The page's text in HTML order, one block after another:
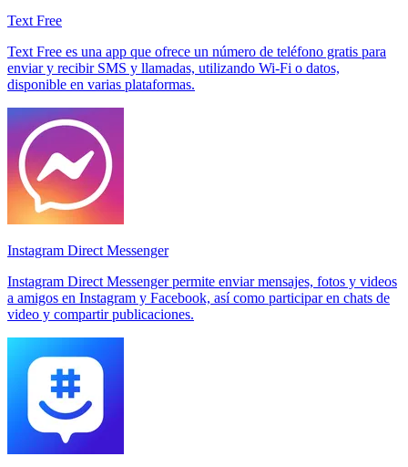
Text Free
Text Free es una app que ofrece un número de teléfono gratis para
enviar y recibir SMS y llamadas, utilizando Wi-Fi o datos,
disponible en varias plataformas.
Instagram Direct Messenger
Instagram Direct Messenger permite enviar mensajes, fotos y videos
a amigos en Instagram y Facebook, así como participar en chats de
video y compartir publicaciones.